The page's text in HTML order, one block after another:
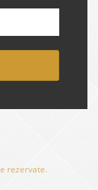
rezervate.